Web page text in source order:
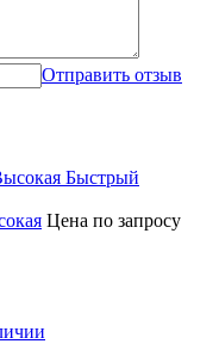
Отправить отзыв
Быстрый
Цена по запросу